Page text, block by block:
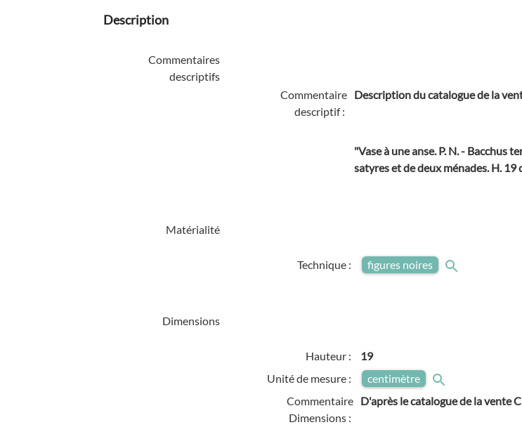
Description
Commentaires
descriptifs
Commentaire
descriptif :
Description du catalogue de la
"Vase à une anse. P. N. - Bacchus
satyres et de deux ménades. H. 19
Matérialité
Technique : figures noires
Dimensions
Hauteur :
19
Unité de mesure :
centimètre
Commentaire
Dimensions :
D'après le catalogue de la vente